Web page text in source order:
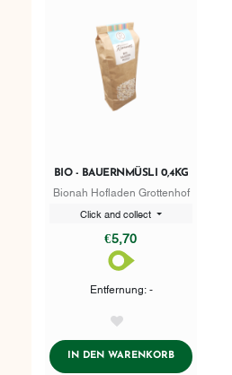
BIO - BAUERNMÜSLI 0,4KG
Bionah Hofladen Grottenhof
Click and collect
€5,70
Entfernung: -
IN DEN WARENKORBADDTOCART